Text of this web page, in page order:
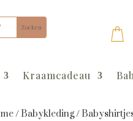
Kraamcadeau
/ Babykleding/